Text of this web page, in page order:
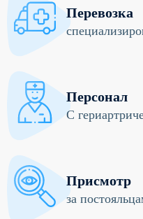
Перевозка
Персонал
С
Присмотр
за